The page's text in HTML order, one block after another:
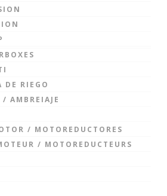
DE RIEGO
AMBREIAJE
/ MOTOREDUCTORES
/ MOTOREDUCTEURS